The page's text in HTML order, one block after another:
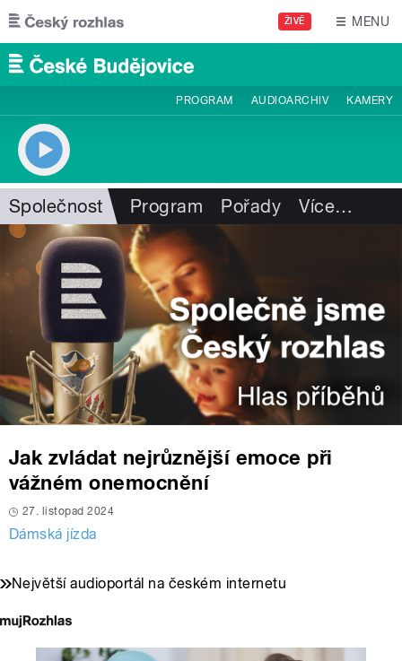
Přejít k hlavnímu obsahu
ŽIVĚ MENU
PROGRAM AUDIOARCHIV KAMERY
Společnost Program Pořady Více…
Jak zvládat nejrůznější emoce při
vážném onemocnění
27. listopad 2024
Dámská jízda
Největší audioportál na českém internetu